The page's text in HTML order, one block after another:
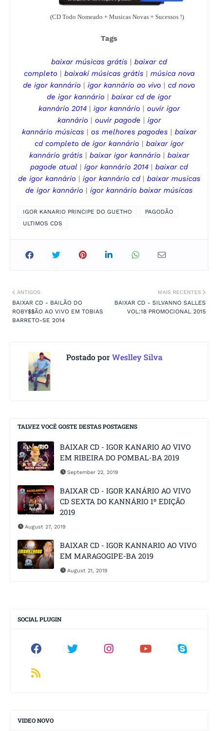
(CD Todo Nomeado + Musicas Novas + Sucessos !)
Tags
baixar músicas grátis | baixar cd
completo | baixaki músicas grátis | música nova
de igor kannário | igor kannário ao vivo | cd novo
de igor kannário | baixar cd de igor
kannário 2014| igor kannário | ouvir igor
kannário | ouvir pagode | igor
kannário músicas | os melhores pagodes | baixar
cd completo de igor kannário | baixar igor
kannário grátis | baixar igor kannário | baixar
pagode atual | igor kannário 2014 | baixar cd
de igor kannário | igor kannário cd| baixar musicas
de igor kannário | igor kannário baixar músicas
IGOR KANARIO PRINCIPE DO GUETHO
PAGODÃO
ULTIMOS CDS
MAIS RECENTES
BAIXAR CD - SILVANNO SALLES
VOL:18 PROMOCIONAL 2015
ANTIGOS
BAIXAR CD - BAILÃO DO
ROBY$$ÃO AO VIVO EM TOBIAS
BARRETO-SE 2014
Postado porWeslley Silva
TALVEZ VOCÊ GOSTE DESTAS POSTAGENS
BAIXAR CD - IGOR KANARIO AO VIVO
EM RIBEIRA DO POMBAL-BA 2019
September 22, 2019
BAIXAR CD - IGOR KANÁRIO AO VIVO
CD SEXTA DO KANNÁRIO 1º EDIÇÃO
2019
August 27, 2019
BAIXAR CD - IGOR KANNARIO AO VIVO
EM MARAGOGIPE-BA 2019
August 21, 2019
SOCIAL PLUGIN
VIDEO NOVO